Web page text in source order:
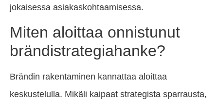
jokaisessa asiakaskohtaamisessa.
Miten aloittaa onnistunut
brändistrategiahanke?
Brändin rakentaminen kannattaa aloittaa
keskustelulla. Mikäli kaipaat strategista sparrausta,